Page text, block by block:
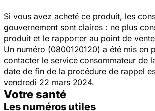
Si vous avez acheté ce produit, les
gouvernement sont claires : ne plus
produit et le rapporter au point de
Un numéro (0800120120) a été mis en
contacter le service consommateur de
date de fin de la procédure de rappel
vendredi 22 mars 2024.
Votre santé
Les numéros utiles